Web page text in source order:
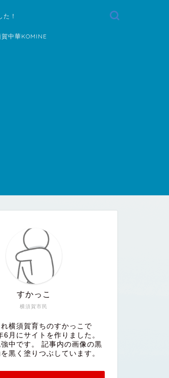
！
中華KOMINE
横須賀市民
すかっこ
横須賀育ちのすかっこで
6月にサイトを作りました。
中です。 記事内の画像の黒
黒く塗りつぶしています。